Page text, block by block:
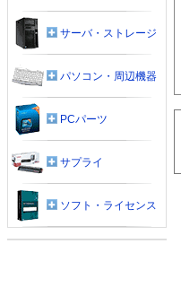
サーバ・ストレージ
パソコン・周辺機器
PCパーツ
サプライ
ソフト・ライセンス